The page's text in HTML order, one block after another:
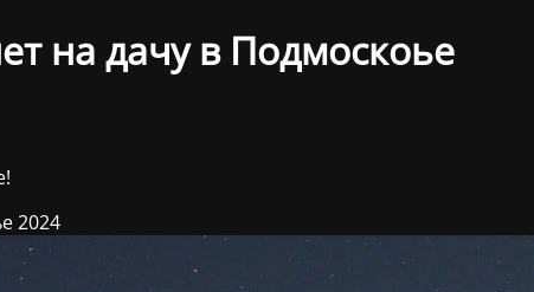
на дачу в Подмоскоье
2024